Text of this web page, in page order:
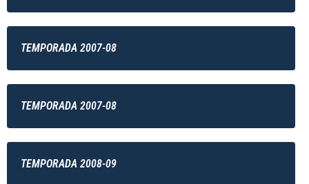
TEMPORADA 2007-08
TEMPORADA 2007-08
TEMPORADA 2008-09